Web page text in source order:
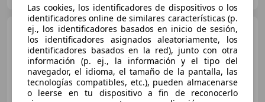
Citroen C4 1.6BlueHDI Live
Edition 100
€ 7.990
Las cookies, los identificadores de dispositivos o los
identificadores online de similares características (p.
ej., los identificadores basados en inicio de sesión,
los identificadores asignados aleatoriamente, los
identificadores basados en la red), junto con otra
información (p. ej., la información y el tipo del
navegador, el idioma, el tamaño de la pantalla, las
tecnologías compatibles, etc.), pueden almacenarse
o leerse en tu dispositivo a fin de reconocerlo